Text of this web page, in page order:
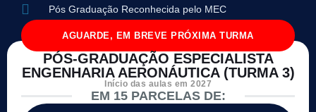
Pós Graduação Reconhecida pelo MEC
AGUARDE, EM BREVE PRÓXIMA TURMA
PÓS-GRADUAÇÃO ESPECIALISTA
ENGENHARIA AERONÁUTICA (TURMA 3)
Início das aulas em 2027
EM 15 PARCELAS DE: